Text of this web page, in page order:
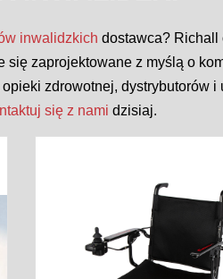
inwalidzkich dostawca?
zaprojektowane z myślą o
zdrowotnej, dystrybutorów
się z nami dzisiaj.